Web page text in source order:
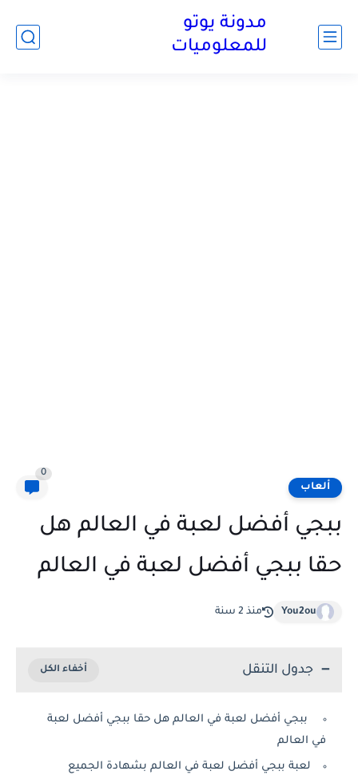
مدونة يوتو
للمعلوميات
ألعاب
0
ببجي أفضل لعبة في العالم هل
حقا ببجي أفضل لعبة في العالم
You2ou منذ 2 سنة
جدول التنقل
ببجي أفضل لعبة في العالم هل حقا ببجي أفضل لعبة
في العالم
لعبة ببجي أفضل لعبة في العالم بشهادة الجميع